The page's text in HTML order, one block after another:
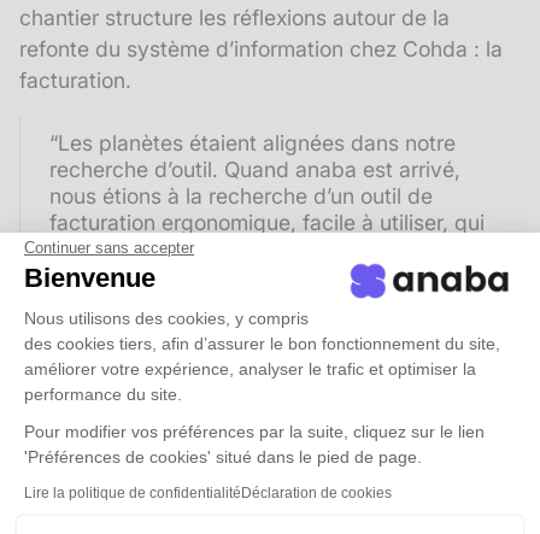
Continuer sans accepter
Bienvenue
Nous utilisons des cookies, y compris
des cookies tiers, afin d’assurer le bon fonctionnement du site,
améliorer votre expérience, analyser le trafic et optimiser la
performance du site.
Pour modifier vos préférences par la suite, cliquez sur le lien
'Préférences de cookies' situé dans le pied de page.
Lire la politique de confidentialitéDéclaration de cookies
chantier structure les réflexions autour de la
refonte du système d’information chez Cohda : la
facturation.
“Les planètes étaient alignées dans notre
recherche d’outil. Quand anaba est arrivé,
nous étions à la recherche d’un outil de
facturation ergonomique, facile à utiliser, qui
donne l’envie aux commerciaux d’y
enregistrer leur bon de commande.
La découverte des gros systèmes prédominants
sur le marché nous avait déçu. Leur rigidité ne
nous convenait pas.
Sellsy, solution beaucoup plus accessible et
ergonomique que les gros acteurs du marché, et
qui avait l’avantage d’être intégrée à anaba."